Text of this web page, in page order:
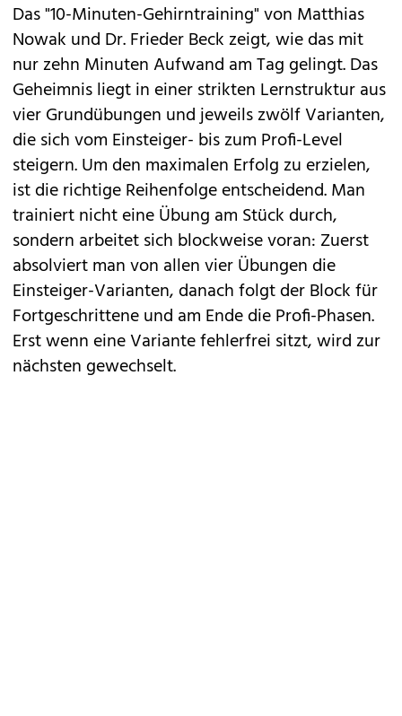
Das "10-Minuten-Gehirntraining" von Matthias
Nowak und Dr. Frieder Beck zeigt, wie das mit
nur zehn Minuten Aufwand am Tag gelingt. Das
Geheimnis liegt in einer strikten Lernstruktur aus
vier Grundübungen und jeweils zwölf Varianten,
die sich vom Einsteiger- bis zum Profi-Level
steigern. Um den maximalen Erfolg zu erzielen,
ist die richtige Reihenfolge entscheidend. Man
trainiert nicht eine Übung am Stück durch,
sondern arbeitet sich blockweise voran: Zuerst
absolviert man von allen vier Übungen die
Einsteiger-Varianten, danach folgt der Block für
Fortgeschrittene und am Ende die Profi-Phasen.
Erst wenn eine Variante fehlerfrei sitzt, wird zur
nächsten gewechselt.